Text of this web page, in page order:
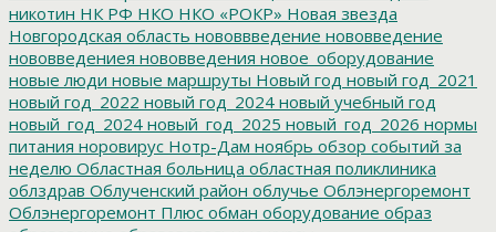
никотин НК РФ НКО НКО «РОКР» Новая звезда
Новгородская область нововвведение нововведение
нововведениея нововведения новое_оборудование
новые люди новые маршруты Новый год новый год_2021
новый год_2022 новый год_2024 новый учебный год
новый_год_2024 новый_год_2025 новый_год_2026 нормы
питания норовирус Нотр-Дам ноябрь обзор событий за
неделю Областная больница областная поликлиника
облздрав Облученский район облучье Облэнергоремонт
Облэнергоремонт Плюс обман оборудование образ